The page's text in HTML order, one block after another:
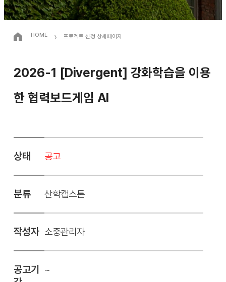
HOME › 프로젝트 신청 상세페이지
2026-1 [Divergent] 강화학습을 이용
한 협력보드게임 AI
상태 공고
분류 산학캡스톤
작성자 소중관리자
공고기
~